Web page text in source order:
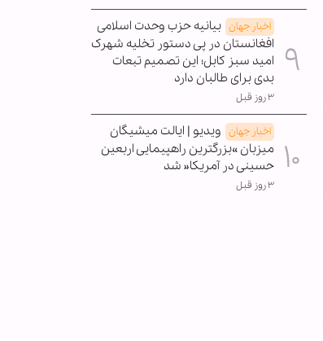
اخبار جهان بیانیه حزب وحدت اسلامی
افغانستان در پی دستور تخلیه شهرک
امید سبز کابل؛ این تصمیم تبعات
بدی برای طالبان دارد
۳ روز قبل
اخبار جهان ویدیو | ایالت میشیگان
میزبان »بزرگترین راهپیمایی اربعین
حسینی در آمریکا« شد
۳ روز قبل